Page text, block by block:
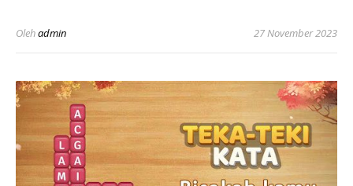
Olehadmin 27 November 2023